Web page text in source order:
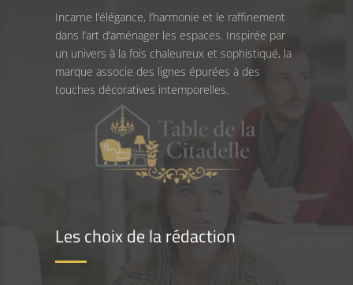
Incarne l’élégance, l’harmonie et le raffinement
dans l’art d’aménager les espaces. Inspirée par
un univers à la fois chaleureux et sophistiqué, la
marque associe des lignes épurées à des
touches décoratives intemporelles.
Les choix de la rédaction